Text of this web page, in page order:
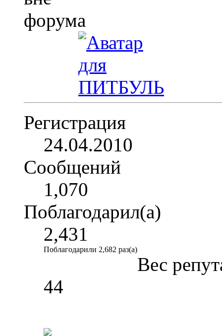
Регистрация
24.04.2010
Сообщений
1,070
Поблагодарил(а)
2,431
Поблагодарили 2,682 раз(а)
Вес
44